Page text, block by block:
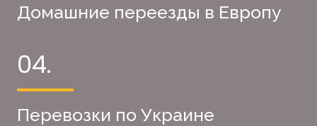
Домашние переезды в Европу
04.
Перевозки по Украине